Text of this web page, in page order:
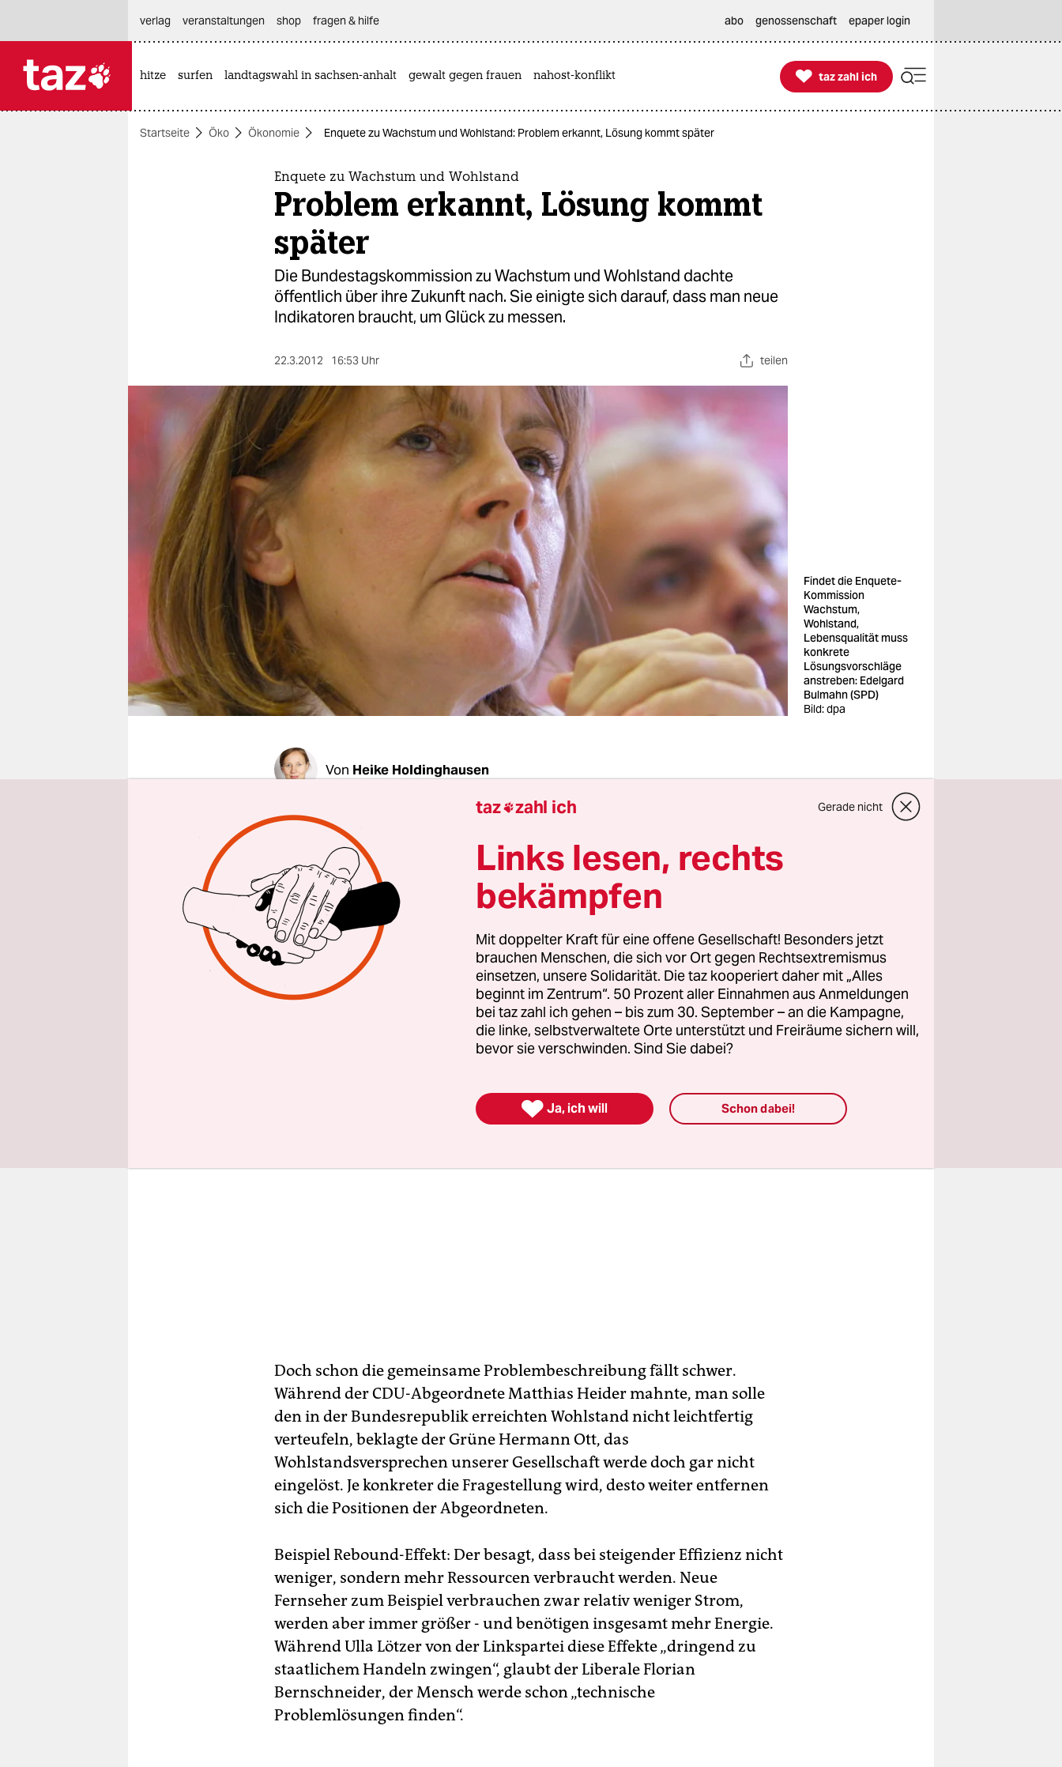
themen
nord
wahrheit
verlag
verlag
veranstaltungen
shop
fragen & hilfe
unterstützen
abo
genossenschaft
epaper login
verlag
veranstaltungen shop fragen & hilfe abo genossenschaft epaper login
hitze surfen landtagswahl in sachsen-anhalt gewalt gegen frauen nahost-konflikt 
taz zahl ich
taz zahl ich
Startseite Öko Ökonomie Enquete zu Wachstum und Wohlstand: Problem erkannt, Lösung kommt später
Enquete zu Wachstum und Wohlstand
Problem erkannt, Lösung kommt
später
Die Bundestagskommission zu Wachstum und Wohlstand dachte
öffentlich über ihre Zukunft nach. Sie einigte sich darauf, dass man neue
Indikatoren braucht, um Glück zu messen.
22.3.2012 16:53 Uhr teilen
Findet die Enquete-
Kommission
Wachstum,
Wohlstand,
Lebensqualität muss
konkrete
Lösungsvorschläge
anstreben: Edelgard
Bulmahn (SPD)
Bild: dpa
Von Heike Holdinghausen
BERLINtaz| Wie geht es weiter mit der Bundestagsenquete-
Kommission Wachstum, Wohlstand, Lebensqualität? Nach rund
anderthalb Jahren heftiger Debatten versuchten die
Bundestagsabgeordneten am Mittwoch eine Antwort in einem
Symposium.
Die Enquete-Kommission habe eine Chance, Wirkungsmacht zu
entfalten, wenn sie von der bloßen Problembeschreibung wegkomme,
hin zu konkreten Lösungsvorschlägen, sagte Kommissionsmitglied
Doch schon die gemeinsame Problembeschreibung fällt schwer.
Während der CDU-Abgeordnete Matthias Heider mahnte, man solle
den in der Bundesrepublik erreichten Wohlstand nicht leichtfertig
verteufeln, beklagte der Grüne Hermann Ott, das
Wohlstandsversprechen unserer Gesellschaft werde doch gar nicht
eingelöst. Je konkreter die Fragestellung wird, desto weiter entfernen
sich die Positionen der Abgeordneten.
Beispiel Rebound-Effekt: Der besagt, dass bei steigender Effizienz nicht
weniger, sondern mehr Ressourcen verbraucht werden. Neue
Fernseher zum Beispiel verbrauchen zwar relativ weniger Strom,
werden aber immer größer - und benötigen insgesamt mehr Energie.
Während Ulla Lötzer von der Linkspartei diese Effekte „dringend zu
staatlichem Handeln zwingen“, glaubt der Liberale Florian
Bernschneider, der Mensch werde schon „technische
Problemlösungen finden“.
taz zahl ich Gerade nicht
Links lesen, rechts
bekämpfen
Mit doppelter Kraft für eine offene Gesellschaft! Besonders jetzt
brauchen Menschen, die sich vor Ort gegen Rechtsextremismus
einsetzen, unsere Solidarität. Die taz kooperiert daher mit „Alles
beginnt im Zentrum“. 50 Prozent aller Einnahmen aus Anmeldungen
bei taz zahl ich gehen – bis zum 30. September – an die Kampagne,
die linke, selbstverwaltete Orte unterstützt und Freiräume sichern will,
bevor sie verschwinden. Sind Sie dabei?
 Ja, ich will Schon dabei!